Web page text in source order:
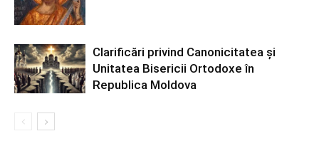
Clarificări privind Canonicitatea și
Unitatea Bisericii Ortodoxe în
Republica Moldova